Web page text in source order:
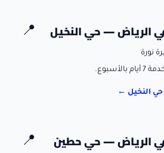
الرياض—حي النخيل 📍
نورة
حي النخيل ←
الرياض—حي حطين 📍